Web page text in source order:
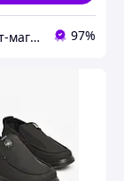
Інтернет-магазин Minimalka.com - мінімальні ціни на одяг та взуття, спідню білизну та інші товари 97%